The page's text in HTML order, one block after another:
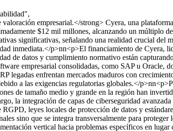
empresarial.</strong> Cyera, una
$12 mil millones, alcanzando un múltiplo
significativas, señalando una realidad crucial del
inmediata.</p>nn<p>El financiamiento de Cyera,
de datos y cumplimiento normativo están
empresarial consolidadas, como SAP u Oracle,
legadas enfrentan mercados maduros con
a las exigencias regulatorias globales.</
de tamaño medio y grande en la región han
la integración de capas de ciberseguridad
leyes locales de protección de datos y
sino que se integra transversalmente para
vertical hacia problemas específicos en